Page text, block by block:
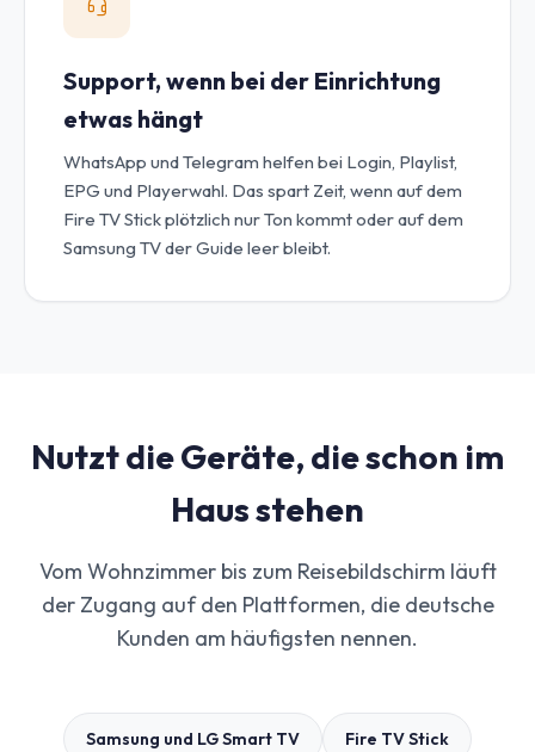
Support, wenn bei der Einrichtung
etwas hängt
WhatsApp und Telegram helfen bei Login, Playlist,
EPG und Playerwahl. Das spart Zeit, wenn auf dem
Fire TV Stick plötzlich nur Ton kommt oder auf dem
Samsung TV der Guide leer bleibt.
Nutzt die Geräte, die schon im
Haus stehen
Vom Wohnzimmer bis zum Reisebildschirm läuft
der Zugang auf den Plattformen, die deutsche
Kunden am häufigsten nennen.
Samsung und LG Smart TV Fire TV Stick